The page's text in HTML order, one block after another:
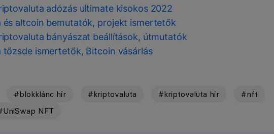
adózás ultimate kisokos 2022
és altcoin bemutatók, projekt ismertetők
bányászat beállítások, útmutatók
tőzsde ismertetők, Bitcoin vásárlás
#blokklánc hír #kriptovaluta #kriptovaluta hír
#nft
NFT